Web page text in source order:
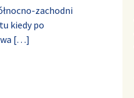
zachodni
kiedy po
[…]